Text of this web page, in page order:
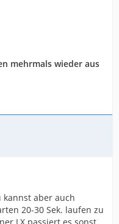
mehrmals wieder aus
kannst aber auch
20-30 Sek. laufen zu